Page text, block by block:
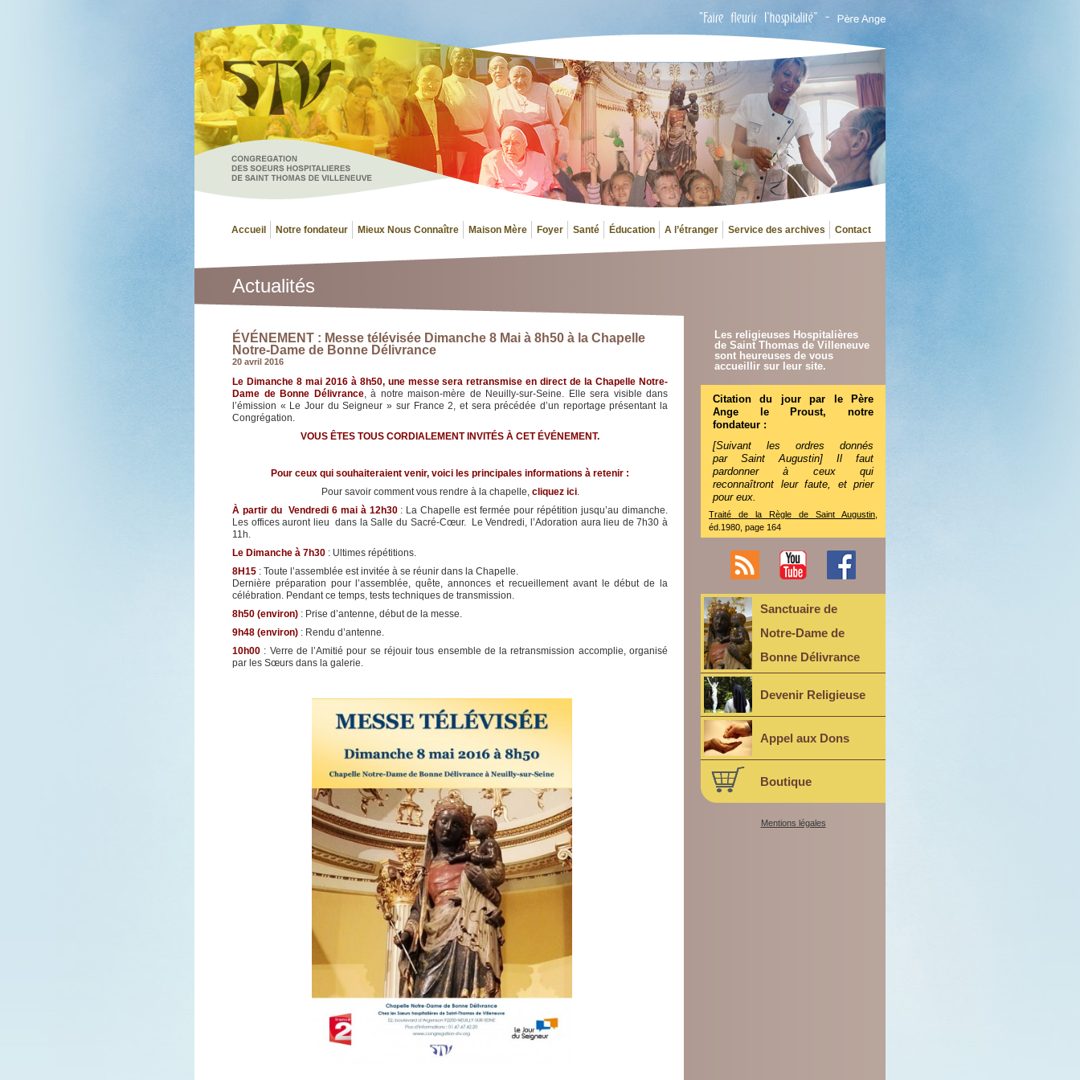
Accueil Notre fondateur Mieux Nous Connaître Maison Mère Foyer Santé Éducation A l’étranger Service des archives Contact
Actualités
ÉVÉNEMENT : Messe télévisée Dimanche 8 Mai à 8h50 à la Chapelle
Notre-Dame de Bonne Délivrance
20 avril 2016
Le Dimanche 8 mai 2016 à 8h50, une messe sera retransmise en direct de la Chapelle Notre-
Dame de Bonne Délivrance, à notre maison-mère de Neuilly-sur-Seine. Elle sera visible dans
l’émission « Le Jour du Seigneur » sur France 2, et sera précédée d’un reportage présentant la
Congrégation.
VOUS ÊTES TOUS CORDIALEMENT INVITÉS À CET ÉVÉNEMENT.
Pour ceux qui souhaiteraient venir, voici les principales informations à retenir :
Pour savoir comment vous rendre à la chapelle, cliquez ici.
À partir du Vendredi 6 mai à 12h30 : La Chapelle est fermée pour répétition jusqu’au dimanche.
Les offices auront lieu dans la Salle du Sacré-Cœur. Le Vendredi, l’Adoration aura lieu de 7h30 à
11h.
Le Dimanche à 7h30 : Ultimes répétitions.
8H15 : Toute l’assemblée est invitée à se réunir dans la Chapelle.
Dernière préparation pour l’assemblée, quête, annonces et recueillement avant le début de la
célébration. Pendant ce temps, tests techniques de transmission.
8h50 (environ) : Prise d’antenne, début de la messe.
9h48 (environ) : Rendu d’antenne.
10h00 : Verre de l’Amitié pour se réjouir tous ensemble de la retransmission accomplie, organisé
par les Sœurs dans la galerie.
Les religieuses Hospitalières
de Saint Thomas de Villeneuve
sont heureuses de vous
accueillir sur leur site.
Citation du jour par le Père
Ange le Proust, notre
fondateur :
[Suivant les ordres donnés
par Saint Augustin] Il faut
pardonner à ceux qui
reconnaîtront leur faute, et prier
pour eux.
Traité de la Règle de Saint Augustin
éd.1980, page 164
Sanctuaire de
Notre-Dame de
Bonne Délivrance
Devenir Religieuse
Appel aux Dons
Boutique
Mentions légales